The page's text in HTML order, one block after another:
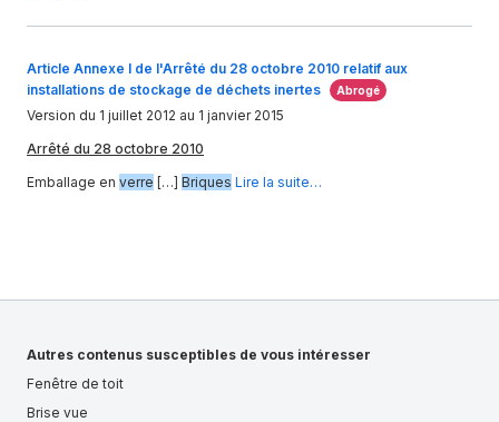
Article Annexe I de l'Arrêté du 28 octobre 2010 relatif aux
installations de stockage de déchets inertes
Abrogé
Version du 1 juillet 2012 au 1 janvier 2015
Arrêté du 28 octobre 2010
Emballage en verre […] Briques Lire la suite…
Autres contenus susceptibles de vous intéresser
Fenêtre de toit
Brise vue